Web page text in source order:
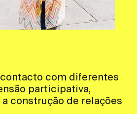
com diferentes
participativa,
construção de relações